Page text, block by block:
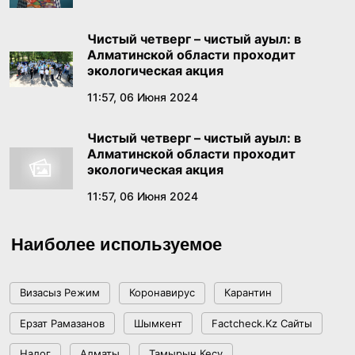
К СЦЕНИЧЕСКОМУ ИСКУССТВУ КАЗАКСТАН
РЕСПУБЛИКАСЫНЫН
Бектенов в России заявил о конституционном
признании тысячелетней истории Золотой
В Правительстве состоялось заседание
Комиссии по реализации государственной
языковой политики
17:39, 17 Июня 2026
Как платить меньше за «коммуналку»:
помощи
17:29, 16 Июня 2026
«Казахмыс» наращивает геологоразведку в
Чистый четверг – чистый ауыл: в
Алматинской области проходит
экологическая акция
11:57, 06 Июня 2024
Чистый четверг – чистый ауыл: в
Алматинской области проходит
экологическая акция
11:57, 06 Июня 2024
Наиболее используемое
Визасыз Режим Коронавирус Карантин
Ерзат Рамазанов Шымкент Factcheck.kz Сайты